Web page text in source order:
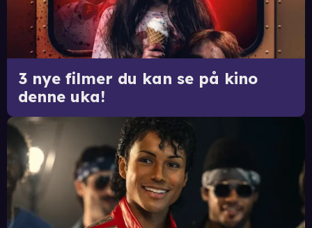
3 nye filmer du kan se på kino
denne uka!